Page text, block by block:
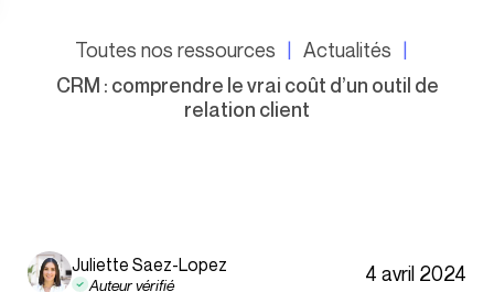
Toutes nos ressources
Actualités
CRM : comprendre le vrai coût d’un outil de
relation client
Juliette Saez-Lopez
Auteur vérifié 4 avril 2024